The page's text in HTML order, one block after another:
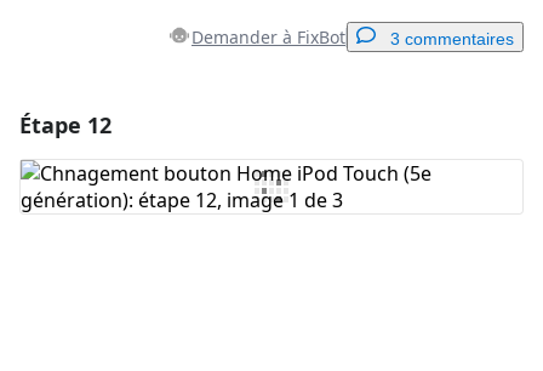
Demander à FixBot 3 commentaires
Ajouter un commentaire
Étape 12